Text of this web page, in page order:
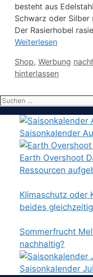
besteht aus
Schwarz oder
Der Rasierhobel
Weiterlesen
Kategorien
Shop, Werbung
hinterlassen
Suchen
Saisonkalender
Earth Overshoot
Ressourcen
Klimaschutz oder
beides
Sommerfrucht
nachhaltig?
Saisonkalender